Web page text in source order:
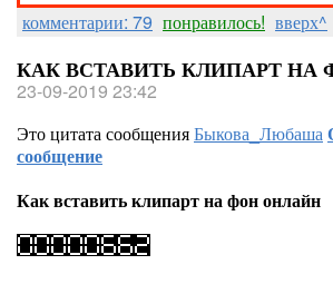
комментарии: 79 понравилось! вверх^
КАК ВСТАВИТЬ КЛИПАРТ НА
23-09-2019 23:42
Это цитата сообщенияБыкова_Любаша
сообщение
Как вставить клипарт на фон онлайн